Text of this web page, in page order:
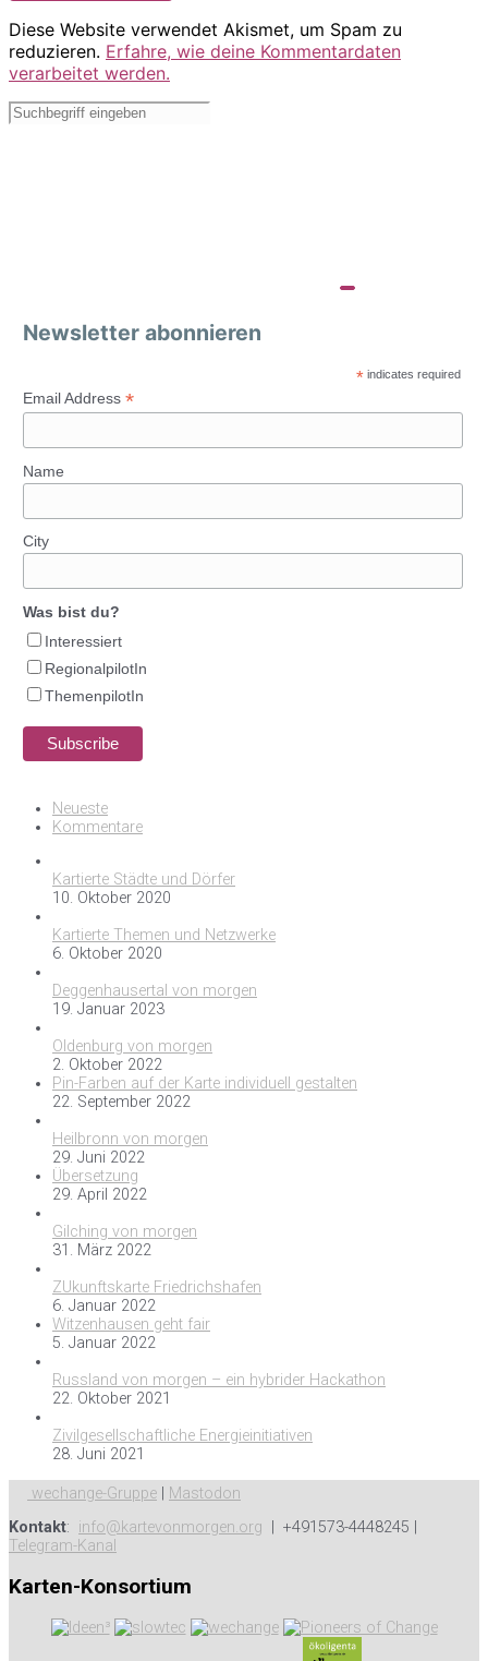
Diese Website verwendet Akismet, um Spam zu
reduzieren. Erfahre, wie deine Kommentardaten
verarbeitet werden.
Newsletter abonnieren
* indicates required
Email Address *
Name
City
Was bist du?
Interessiert
RegionalpilotIn
ThemenpilotIn
Neueste
Kommentare
Kartierte Städte und Dörfer
10. Oktober 2020
Kartierte Themen und Netzwerke
6. Oktober 2020
Deggenhausertal von morgen
19. Januar 2023
Oldenburg von morgen
2. Oktober 2022
Pin-Farben auf der Karte individuell gestalten
22. September 2022
Heilbronn von morgen
29. Juni 2022
Übersetzung
29. April 2022
Gilching von morgen
31. März 2022
ZUkunftskarte Friedrichshafen
6. Januar 2022
Witzenhausen geht fair
5. Januar 2022
Russland von morgen – ein hybrider Hackathon
22. Oktober 2021
Zivilgesellschaftliche Energieinitiativen
28. Juni 2021
wechange-Gruppe
Mastodon
Kontakt: info@kartevonmorgen.org | +491573-4448245 |
Telegram-Kanal
Karten-Konsortium